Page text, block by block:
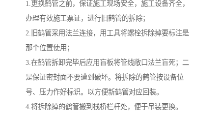
1.更换鹤管之前，保证施工现场安全，施工设备齐全，
办理有效施工票证，进行旧鹤管的拆除；
2.旧鹤管采用法兰连接，用工具将螺栓拆除掉要标注是
那个位置使用；
3.在鹤管拆卸完毕后应用盲板将管线敞口法兰盲死；二
是保证密封面不要遭到破坏。将拆除的鹤管按设备位
号、压力作好标识。以方便新鹤管对应回装。
4.将拆除掉的鹤管搬到栈桥栏杆处，便于吊装更换。